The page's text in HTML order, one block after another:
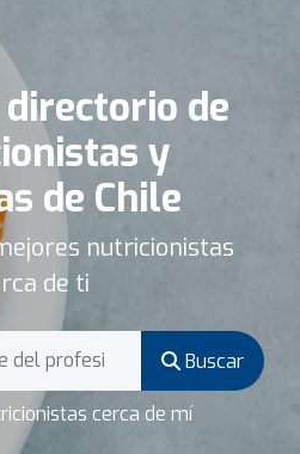
de
y
de Chile
nutricionistas
de ti
Buscar
cerca de mí